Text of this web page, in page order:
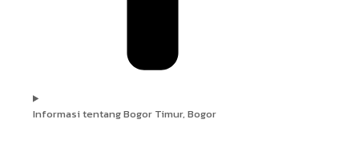
Informasi tentang Bogor Timur, Bogor